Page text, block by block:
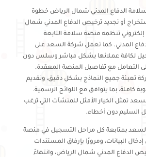
الدفاع المدني شمال الرياض خطوة
أو تجديد ترخيص الدفاع المدني شمال
إلكتروني تنظمه منصة سلامة التابعة
المدني. كما تعمل شركة السعد على
لكافة عملائها بشكل مباشر وسلس دون
التعامل مع تفاصيل المنصة المعقدة.
تعبئة جميع النماذج بشكل دقيق، وتقديم
كاملة، بما يتوافق مع اللوائح الرسمية.
تمثل الخيار الأمثل للمنشآت التي ترغب
السليم دون أخطاء.
بمتابعة كل مراحل التسجيل في منصة
البيانات، ومرورًا بإرفاق المستندات
الدفاع المدني شمال الرياض، وانتهاءً